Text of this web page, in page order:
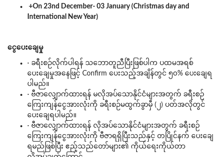
+On 23nd December- 03 January (Christmas day and
International New Year)
ငွေပေးချေမှု
· ခရီးစဉ်လိုက်ပါရန် သဘောတူညီပြီးဖြစ်ပါက ပထမအရစ်
ပေးချေမှုအနေဖြင့် Confirm ပေးသည့်အချိန်တွင် ၅၀% ပေးချေရ
ပါမည်။
· ဗီဇာလျှောက်ထားရန် မလိုအပ်သောနိုင်ငံများအတွက် ခရီးစဉ်
ကြေးကျန်ငွေအားလုံးကို ခရီးစဉ်မထွက်ခွာမှီ (၂) ပတ်အလိုတွင်
ပေးချေရပါမည်။
· ဗီဇာလျှောက်ထားရန် လိုအပ်သောနိုင်ငံများအတွက် ခရီးစဉ်
ကြေးကျန်ငွေအားလုံးကို ဗီဇာရရှိပြီးသည်နှင့် တပြိုင်နက် ပေးချေ
ရမည်ဖြစ်ပြီး ဧည့်သည်တော်များ၏ ကိုယ်ရေးကိုယ်တာ